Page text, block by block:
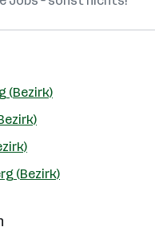
(Bezirk)
(Bezirk)